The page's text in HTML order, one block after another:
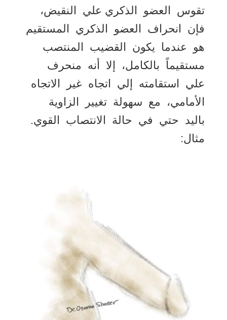
تقوس العضو الذكري علي النقيض،
فإن انحراف العضو الذكري المستقيم
هو عندما يكون القضيب المنتصب
مستقيماً بالكامل، إلا أنه منحرف
علي استقامته إلي اتجاه غير الاتجاه
الأمامي، مع سهولة تغيير الزاوية
باليد حتي في حالة الانتصاب القوي.
مثال: